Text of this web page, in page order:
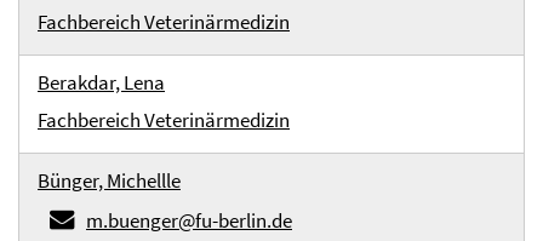
Fachbereich Veterinärmedizin
Berakdar, Lena
Fachbereich Veterinärmedizin
Bünger, Michellle
m.buenger@fu-berlin.de